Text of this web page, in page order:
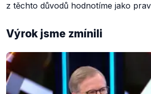
z těchto důvodů hodnotíme jako
Výrok jsme zmínili